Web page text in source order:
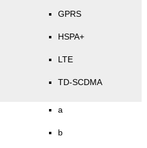
GPRS
HSPA+
LTE
TD-SCDMA
a
b